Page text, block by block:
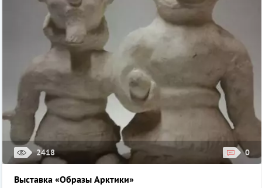
2418 0
Выставка «Образы Арктики»